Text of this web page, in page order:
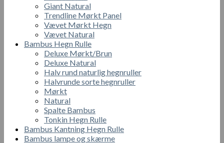
Giant Natural
Trendline Mørkt Panel
Vævet Mørkt Hegn
Vævet Natural
Bambus Hegn Rulle
Deluxe Mørkt/Brun
Deluxe Natural
Halv rund naturlig hegnruller
Halvrunde sorte hegnruller
Mørkt
Natural
Spalte Bambus
Tonkin Hegn Rulle
Bambus Kantning Hegn Rulle
Bambus lampe og skærme